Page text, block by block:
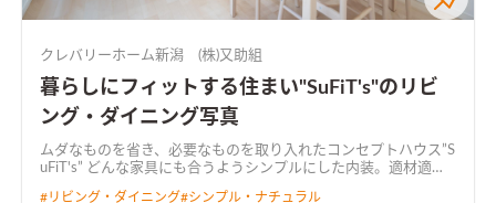
クレバリーホーム新潟 (株)又助組
暮らしにフィットする住まい"SuFiT's"のリビ
ング・ダイニング写真
ムダなものを省き、必要なものを取り入れたコンセプトハウス”S
uFiT's” どんな家具にも合うようシンプルにした内装。適材適所
#リビング・ダイニング#シンプル・ナチュラル